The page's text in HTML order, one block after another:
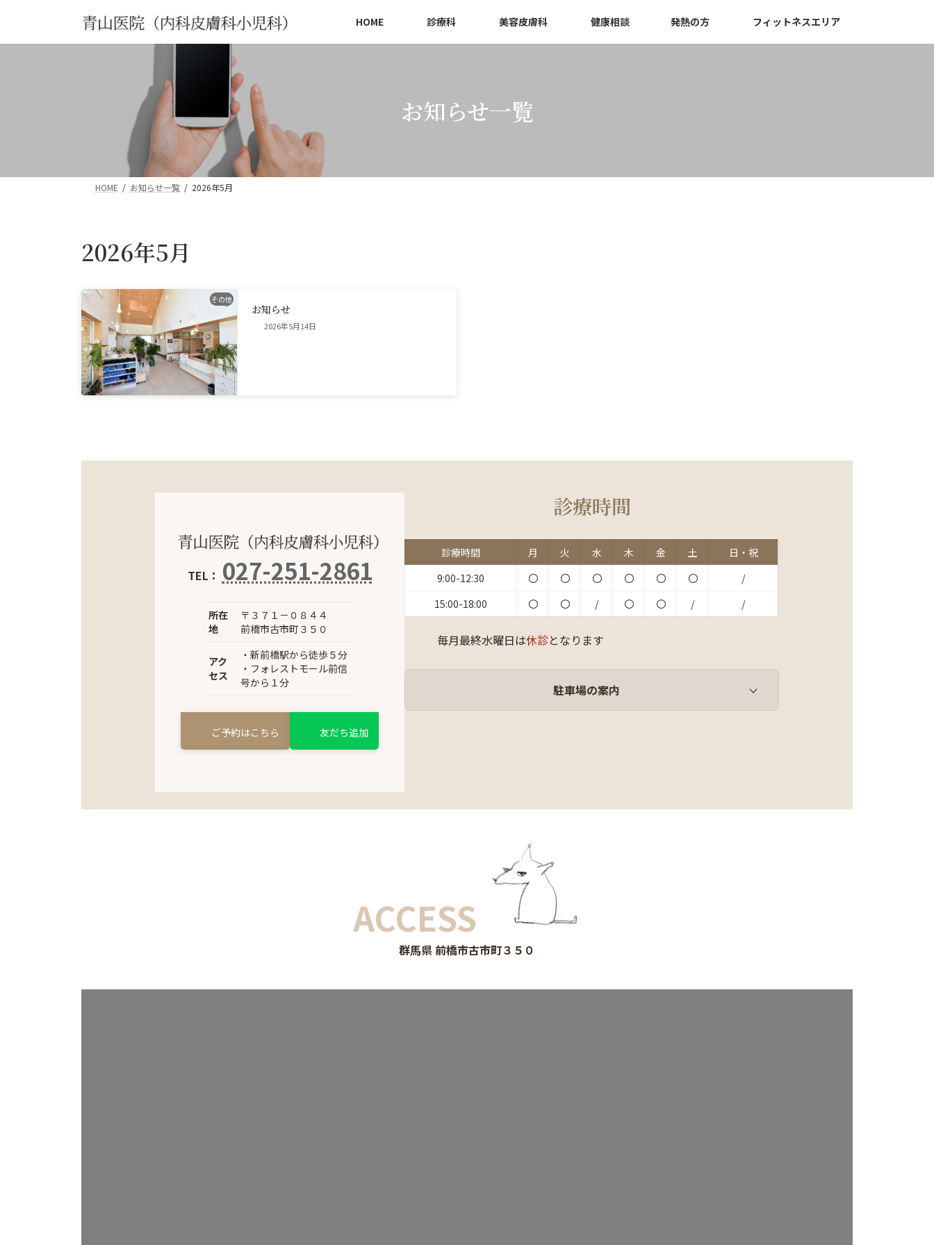
テ
ゲ
HOME 診療科 美容皮膚科 健康相談 発熱の方 フィットネスエリア
お知らせ一覧
HOME お知らせ一覧 2026年5月
2026年5月
その他
お知らせ
2026年5月14日
TEL： 027-251-2861
所在
地
〒３７１－０８４４
前橋市古市町３５０
アク
セス
・新前橋駅から徒歩５分
・フォレストモール前信
号から１分
ご予約はこちら 友だち追加
診療時間
診療時間 月 火 水 木 金 土
日・祝
9:00-12:30
〇 〇 〇 〇 〇 〇
/
15:00-18:00
〇 〇 / 〇 〇 / /
毎月最終水曜日は休診となります
駐車場の案内
ACCESS
群馬県 前橋市古市町３５０